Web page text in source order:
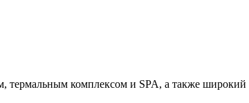
термальным комплексом и SPA, а также